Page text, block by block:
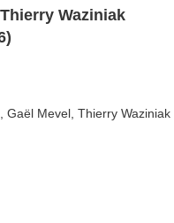
Waziniak